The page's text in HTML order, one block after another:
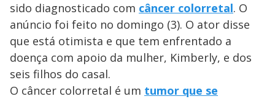
sido diagnosticado com câncer colorretal. O
anúncio foi feito no domingo (3). O ator disse
que está otimista e que tem enfrentado a
doença com apoio da mulher, Kimberly, e dos
seis filhos do casal.
O câncer colorretal é um tumor que se